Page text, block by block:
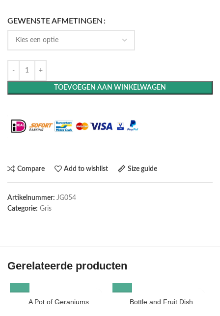
GEWENSTE AFMETINGEN
TOEVOEGEN AAN WINKELWAGEN
Compare Add to wishlist Size guide
Artikelnummer: JG054
Categorie: Gris
Gerelateerde producten
A Pot of Geraniums Bottle and Fruit Dish